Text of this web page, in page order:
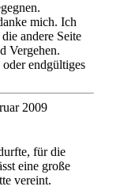
mich. Ich
andere Seite
Vergehen.
endgültiges
2009
für die
eine große
vereint.